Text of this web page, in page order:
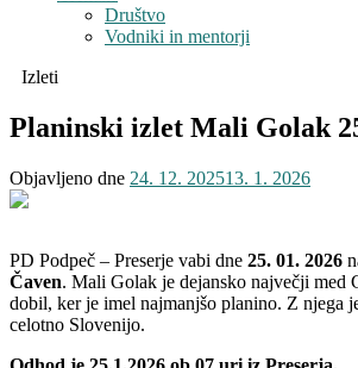
Društvo
Vodniki in mentorji
Izleti
Planinski izlet Mali Golak
Objavljeno dne 24. 12. 202513. 1. 2026
PD Podpeč – Preserje vabi dne 25. 01. 2026
Čaven. Mali Golak je dejansko največji med
dobil, ker je imel najmanjšo planino. Z njega
celotno Slovenijo.